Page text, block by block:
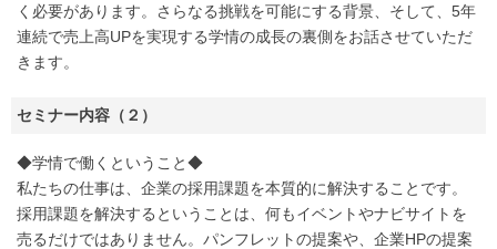
く必要があります。さらなる挑戦を可能にする背景、そして、5年
連続で売上高UPを実現する学情の成長の裏側をお話させていただ
きます。
セミナー内容（２）
◆学情で働くということ◆
私たちの仕事は、企業の採用課題を本質的に解決することです。
採用課題を解決するということは、何もイベントやナビサイトを
売るだけではありません。パンフレットの提案や、企業HPの提案